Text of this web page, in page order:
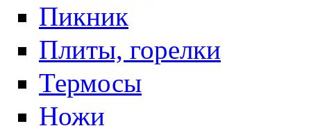
Пикник
Плиты, горелки
Термосы
Ножи